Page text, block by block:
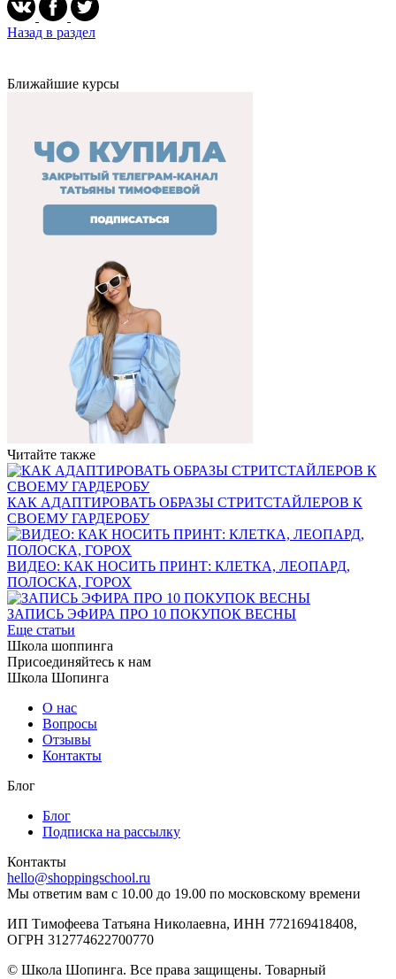
Назад в раздел
Ближайшие курсы
Читайте также
КАК АДАПТИРОВАТЬ ОБРАЗЫ СТРИТСТАЙЛЕРОВ К
СВОЕМУ ГАРДЕРОБУ
ВИДЕО: КАК НОСИТЬ ПРИНТ: КЛЕТКА, ЛЕОПАРД,
ПОЛОСКА, ГОРОХ
ЗАПИСЬ ЭФИРА ПРО 10 ПОКУПОК ВЕСНЫ
Еще статьи
Школа шоппинга
Присоединяйтесь к нам
Школа Шопинга
О нас
Вопросы
Отзывы
Контакты
Блог
Блог
Подписка на рассылку
Контакты
hello@shoppingschool.ru
Мы ответим вам с 10.00 до 19.00 по московскому времени
ИП Тимофеева Татьяна Николаевна, ИНН 772169418408,
ОГРН 312774622700770
© Школа Шопинга. Все права защищены. Товарный